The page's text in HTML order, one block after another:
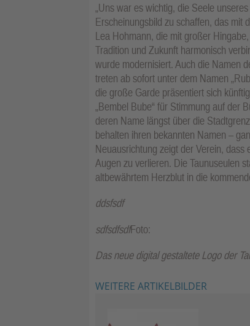
„Uns war es wichtig, die Seele
Erscheinungsbild zu schaffen, das mit
Lea Hohmann, die mit großer
Tradition und Zukunft harmonisch
wurde modernisiert. Auch die Namen
treten ab sofort unter dem Namen
die große Garde präsentiert sich
„Bembel Bube“ für Stimmung auf der
deren Name längst über die
behalten ihren bekannten Namen –
Neuausrichtung zeigt der Verein,
Augen zu verlieren. Die Taunuseulen
altbewährtem Herzblut in die
ddsfsdf
sdfsdfsdfFoto:
Das neue digital gestaltete Logo der
WEITERE ARTIKELBILDER